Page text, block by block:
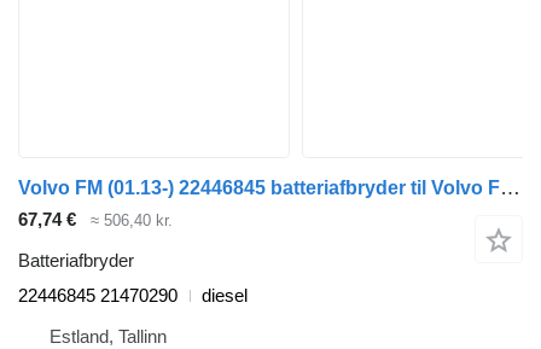
Volvo FM (01.13-) 22446845 batteriafbryder til Volvo FM7-FM12, FM, FMX (1998-2014) trækker
67,74 € ≈ 506,40 kr.
Batteriafbryder
22446845 21470290
diesel
Estland, Tallinn